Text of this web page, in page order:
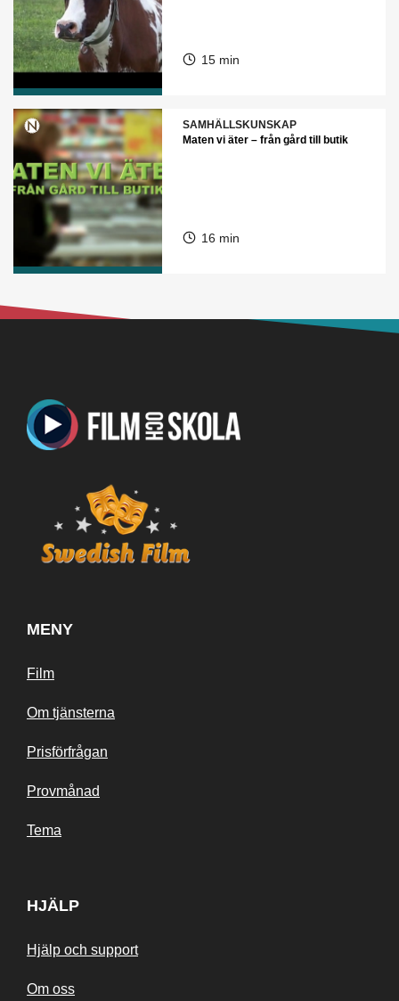
15 min
SAMHÄLLSKUNSKAP
Maten vi äter – från gård till butik
16 min
MENY
Film
Om tjänsterna
Prisförfrågan
Provmånad
Tema
HJÄLP
Hjälp och support
Om oss